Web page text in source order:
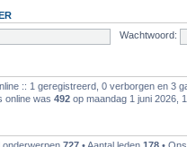
Wachtwoord:
:: 1 geregistreerd, 0 verborgen en 3
online was 492 op maandag 1 juni 2026,
onderwerpen 727 • Aantal leden 178 •